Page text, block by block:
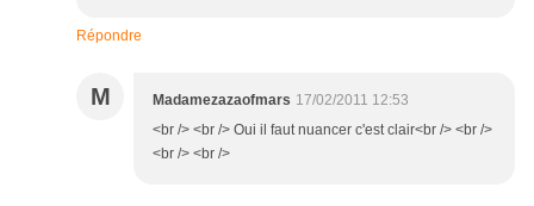
Répondre
M Madamezazaofmars 17/02/2011 12:53
<br /> <br /> Oui il faut nuancer c'est clair<br /> <br />
<br /> <br />